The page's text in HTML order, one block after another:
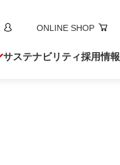
ONLINE SHOP
サステナビリティ採用情報